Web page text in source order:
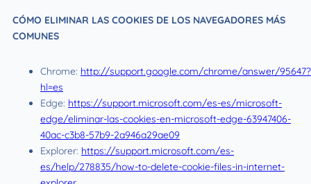
CÓMO ELIMINAR LAS COOKIES DE LOS NAVEGADORES MÁS
COMUNES
Chrome: http://support.google.com/chrome/answer/95647?
hl=es
Edge: https://support.microsoft.com/es-es/microsoft-
edge/eliminar-las-cookies-en-microsoft-edge-63947406-
40ac-c3b8-57b9-2a946a29ae09
Explorer: https://support.microsoft.com/es-
es/help/278835/how-to-delete-cookie-files-in-internet-